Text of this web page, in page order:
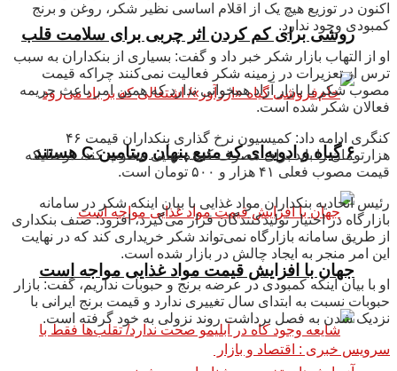
روشی برای کم کردن اثر چربی برای سلامت قلب
۶ گیاه و ادویه‌ای که منبع پنهان ویتامین C هستند
جهان با افزایش قیمت مواد غذایی مواجه است
اکنون در توزیع هیچ یک از اقلام اساسی نظیر شکر، روغن و برنج
کمبودی وجود ندارد.
او از التهاب بازار شکر خبر داد و گفت: بسیاری از بنکداران به سبب
ترس از تعزیرات در زمینه شکر فعالیت نمی‌کنند چراکه قیمت
مصوب شکر با بازار آزاد همخوانی ندارد که همین امر باعث جریمه
فعالان شکر شده است.
کنگری ادامه داد: کمیسیون نرخ گذاری بنکداران قیمت ۴۶
هزارتومان را باید برای مصرف کننده نهایی مصوب کند، درحالیکه
قیمت مصوب فعلی ۴۱ هزار و ۵۰۰ تومان است.
رئیس اتحادیه بنکداران مواد غذایی با بیان اینکه شکر در سامانه
بازارگاه در اختیار تولیدکنندگان قرار می‌گیرد، افزود: صنف بنکداری
از طریق سامانه بازارگاه نمی‌تواند شکر خریداری کند که در نهایت
این امر منجر به ایجاد چالش در بازار شده است.
او با بیان اینکه کمبودی در عرضه برنج و حبوبات نداریم، گفت: بازار
حبوبات نسبت به ابتدای سال تغییری ندارد و قیمت برنج ایرانی با
نزدیک شدن به فصل برداشت روند نزولی به خود گرفته است.
سرویس خبری : اقتصاد و بازار